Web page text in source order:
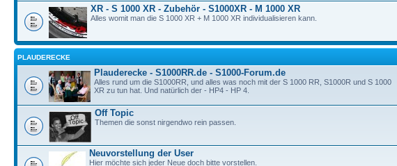
XR - S 1000 XR - Zubehör - S1000XR - M 1000 XR
Alles womit man die S 1000 XR + M 1000 XR individualisieren kann.
PLAUDERECKE
Plauderecke - S1000RR.de - S1000-Forum.de
Alles rund um die S1000RR, und alles was noch mit der S 1000 RR, S1000R und S 1000
XR zu tun hat. Und natürlich der - HP4 - HP 4.
Off Topic
Themen die sonst nirgendwo rein passen.
Neuvorstellung der User
Hier möchte sich jeder Neue doch bitte vorstellen.